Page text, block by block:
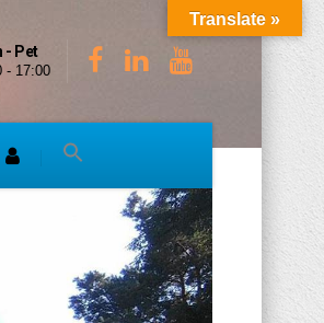
- Pet
- 17:00
Translate »